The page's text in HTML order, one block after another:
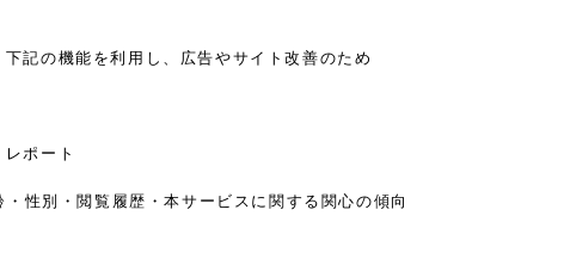
記の機能を利用し、広告やサイト改善のため
ポート
性別・閲覧履歴・本サービスに関する関心の傾向